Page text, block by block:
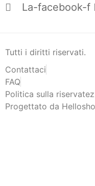
La-facebook-f
Tutti i diritti riservati.
Contattaci
FAQ
Politica sulla
Progettato da